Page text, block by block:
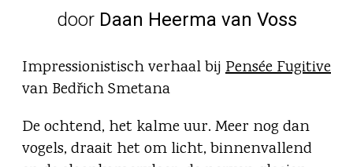
door Daan Heerma van Voss
Impressionistisch verhaal bij Pensée Fugitive
van Bedřich Smetana
De ochtend, het kalme uur. Meer nog dan
vogels, draait het om licht, binnenvallend